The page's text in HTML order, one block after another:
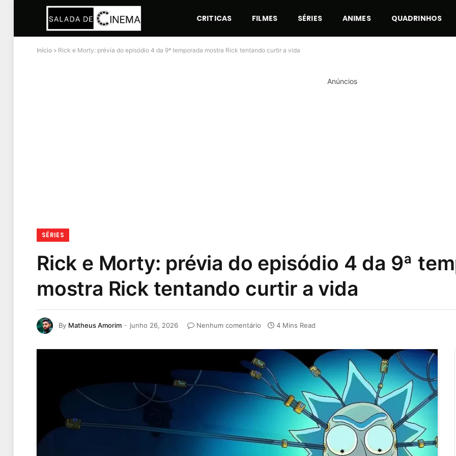
CRITICAS FILMES SÉRIES ANIMES QUADRINHOS
Início » Rick e Morty: prévia do episódio 4 da 9ª temporada mostra Rick tentando curtir a vida
Anúncios
SÉRIES
Rick e Morty: prévia do episódio 4 da 9ª
mostra Rick tentando curtir a vida
By Matheus Amorim junho 26, 2026 Nenhum comentário 4 Mins Read